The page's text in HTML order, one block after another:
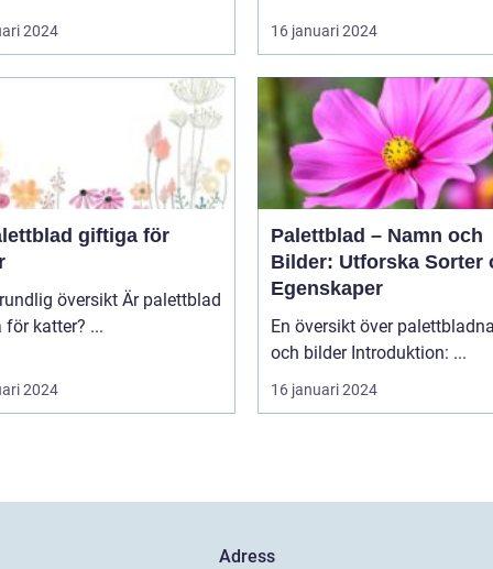
2024 16 januari 2024
giftiga för
översikt Är palettblad
giftiga för katter? ...
2024
Palettblad – Namn och
Bilder: Utforska Sorter
Egenskaper
En översikt över
och bilder Introduktion: ...
16 januari 2024
Adress